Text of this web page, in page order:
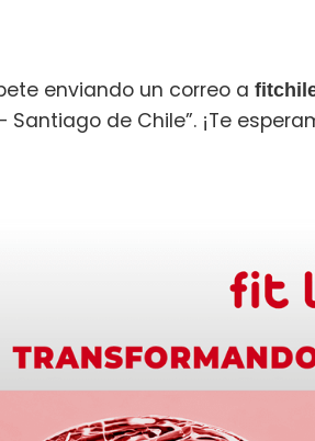
enviando un correo a
Santiago de Chile”. ¡Te